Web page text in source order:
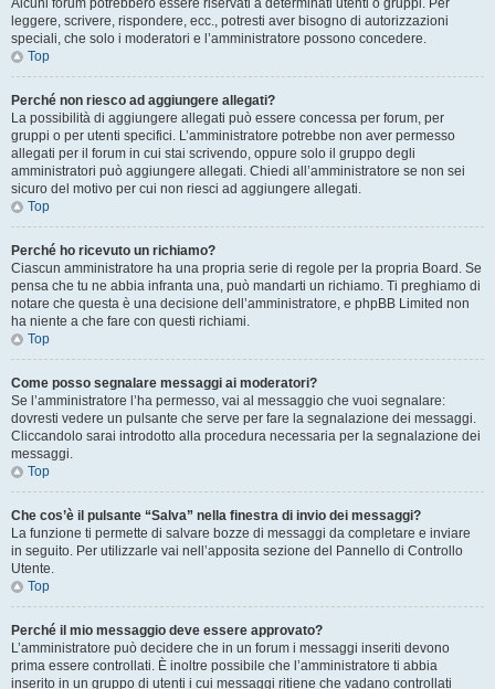
Alcuni forum potrebbero essere riservati a determinati utenti o gruppi. Per
leggere, scrivere, rispondere, ecc., potresti aver bisogno di autorizzazioni
speciali, che solo i moderatori e l’amministratore possono concedere.
Top
Perché non riesco ad aggiungere allegati?
La possibilità di aggiungere allegati può essere concessa per forum, per
gruppi o per utenti specifici. L’amministratore potrebbe non aver permesso
allegati per il forum in cui stai scrivendo, oppure solo il gruppo degli
amministratori può aggiungere allegati. Chiedi all’amministratore se non sei
sicuro del motivo per cui non riesci ad aggiungere allegati.
Top
Perché ho ricevuto un richiamo?
Ciascun amministratore ha una propria serie di regole per la propria Board. Se
pensa che tu ne abbia infranta una, può mandarti un richiamo. Ti preghiamo di
notare che questa è una decisione dell’amministratore, e phpBB Limited non
ha niente a che fare con questi richiami.
Top
Come posso segnalare messaggi ai moderatori?
Se l’amministratore l’ha permesso, vai al messaggio che vuoi segnalare:
dovresti vedere un pulsante che serve per fare la segnalazione dei messaggi.
Cliccandolo sarai introdotto alla procedura necessaria per la segnalazione dei
messaggi.
Top
Che cos’è il pulsante “Salva” nella finestra di invio dei messaggi?
La funzione ti permette di salvare bozze di messaggi da completare e inviare
in seguito. Per utilizzarle vai nell’apposita sezione del Pannello di Controllo
Utente.
Top
Perché il mio messaggio deve essere approvato?
L’amministratore può decidere che in un forum i messaggi inseriti devono
prima essere controllati. È inoltre possibile che l’amministratore ti abbia
inserito in un gruppo di utenti i cui messaggi ritiene che vadano controllati